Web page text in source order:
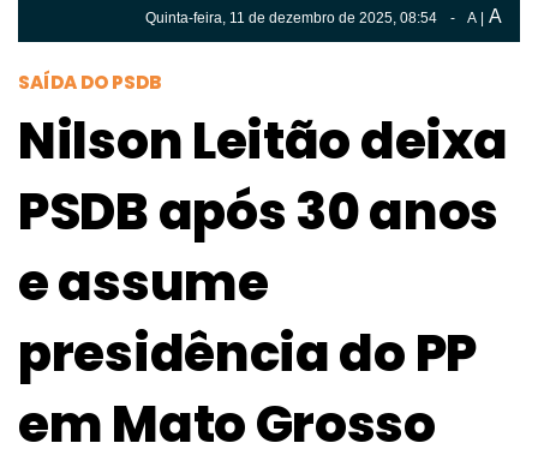
Quinta-feira, 11 de dezembro de 2025, 08:54 - A A
SAÍDA DO PSDB
Nilson Leitão deixa
PSDB após 30 anos
e assume
presidência do PP
em Mato Grosso